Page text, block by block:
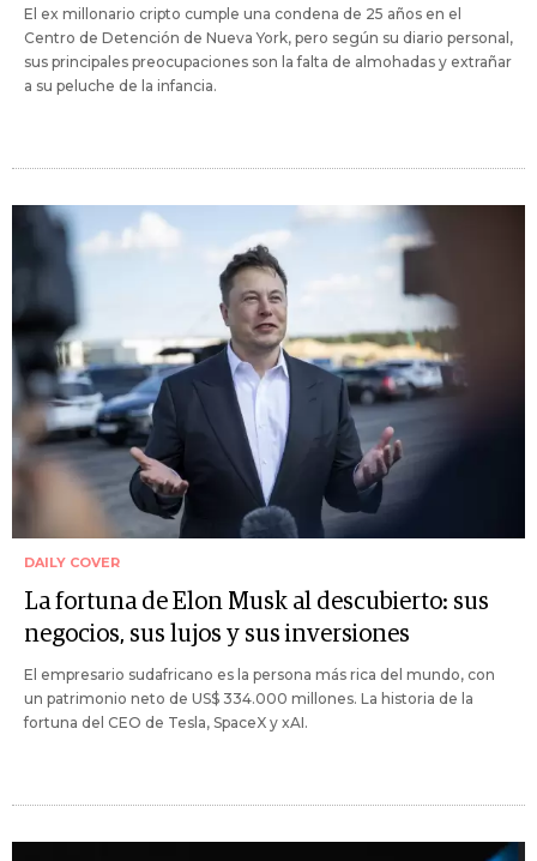
El ex millonario cripto cumple una condena de 25 años en el
Centro de Detención de Nueva York, pero según su diario personal,
sus principales preocupaciones son la falta de almohadas y extrañar
a su peluche de la infancia.
DAILY COVER
La fortuna de Elon Musk al descubierto: sus
negocios, sus lujos y sus inversiones
El empresario sudafricano es la persona más rica del mundo, con
un patrimonio neto de US$ 334.000 millones. La historia de la
fortuna del CEO de Tesla, SpaceX y xAI.